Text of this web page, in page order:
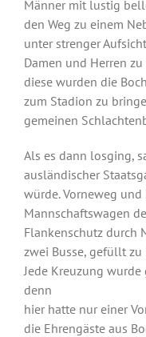
Männer mit lustig
den Weg zu einem
unter strenger
Damen und Herren
diese wurden die
zum Stadion zu
gemeinen
Als es dann losging,
ausländischer
würde. Vorneweg
Mannschaftswagen
Flankenschutz durch
zwei Busse, gefüllt
Jede Kreuzung
denn
hier hatte nur einer
die Ehrengäste aus